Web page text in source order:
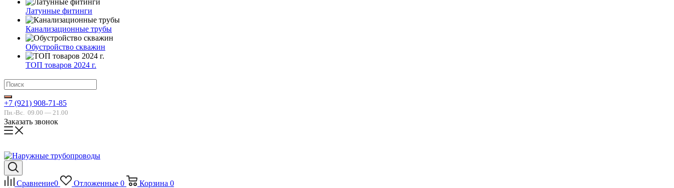
Латунные фитинги
Канализационные трубы
Обустройство скважин
ТОП товаров 2024 г.
+7 (921) 908-71-85
Пн.-Вс. 09.00 — 21.00
Заказать звонок
Сравнение0 Отложенные 0 Корзина 0